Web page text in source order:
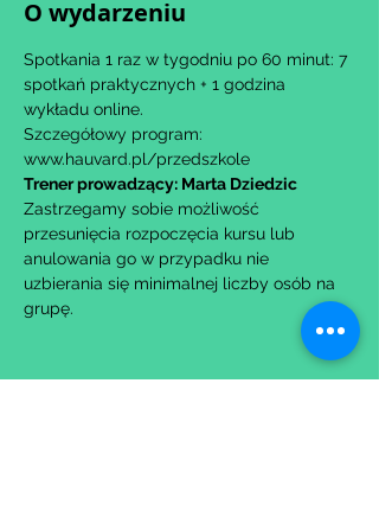
O wydarzeniu
Spotkania 1 raz w tygodniu po 60 minut: 7
spotkań praktycznych + 1 godzina
wykładu online.
Szczegółowy program:
www.hauvard.pl/przedszkole
Trener prowadzący: Marta Dziedzic
Zastrzegamy sobie możliwość
przesunięcia rozpoczęcia kursu lub
anulowania go w przypadku nie
uzbierania się minimalnej liczby osób na
grupę.